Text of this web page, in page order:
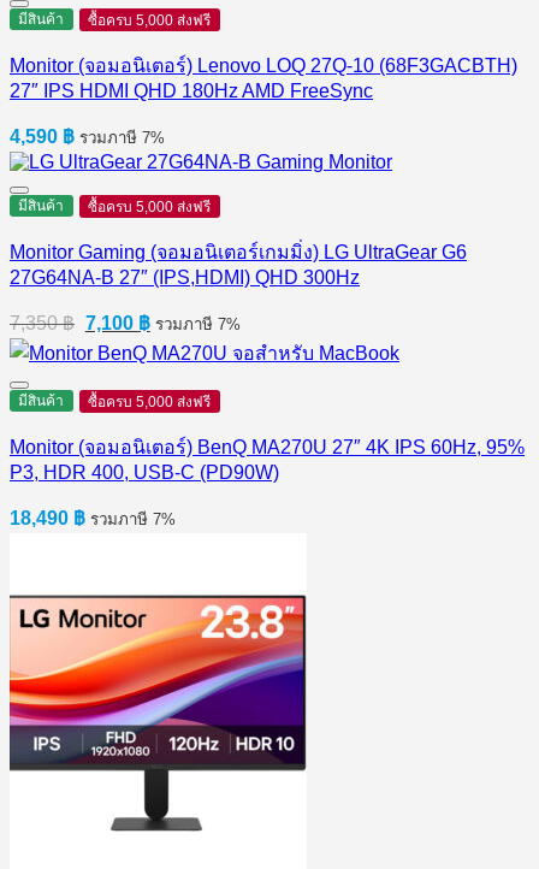
มีสินค้า ซื้อครบ 5,000 ส่งฟรี
Monitor (จอมอนิเตอร์) Lenovo LOQ 27Q-10 (68F3GACBTH)
27″ IPS HDMI QHD 180Hz AMD FreeSync
4,590 ฿ รวมภาษี 7%
มีสินค้า ซื้อครบ 5,000 ส่งฟรี
Monitor Gaming (จอมอนิเตอร์เกมมิ่ง) LG UltraGear G6
27G64NA-B 27″ (IPS,HDMI) QHD 300Hz
7,350฿ Original
price
was:
7,350 ฿.
7,100 ฿Current
price
is:
7,100 ฿.
รวมภาษี 7%
มีสินค้า ซื้อครบ 5,000 ส่งฟรี
Monitor (จอมอนิเตอร์) BenQ MA270U 27″ 4K IPS 60Hz, 95%
P3, HDR 400, USB-C (PD90W)
18,490 ฿ รวมภาษี 7%